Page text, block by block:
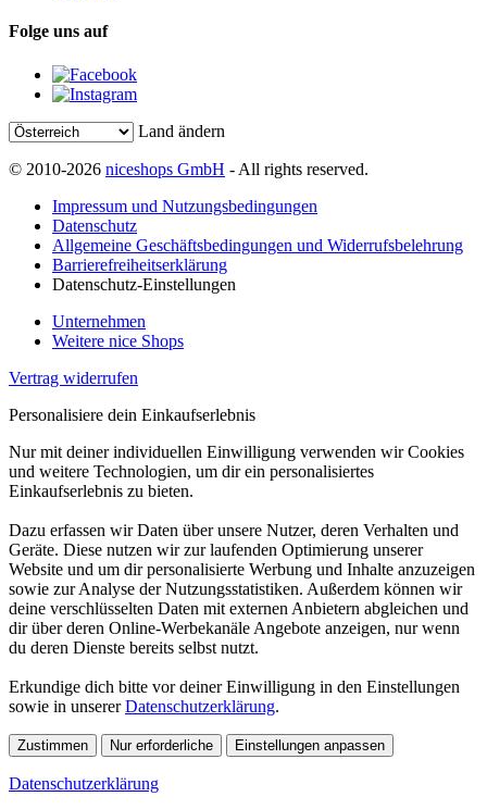
Folge uns auf
Land ändern
© 2010-2026 niceshops GmbH - All rights reserved.
Impressum und Nutzungsbedingungen
Datenschutz
Allgemeine Geschäftsbedingungen und Widerrufsbelehrung
Barrierefreiheitserklärung
Datenschutz-Einstellungen
Unternehmen
Weitere nice Shops
Vertrag widerrufen
Personalisiere dein Einkaufserlebnis
Nur mit deiner individuellen Einwilligung verwenden wir Cookies
und weitere Technologien, um dir ein personalisiertes
Einkaufserlebnis zu bieten.
Dazu erfassen wir Daten über unsere Nutzer, deren Verhalten und
Geräte. Diese nutzen wir zur laufenden Optimierung unserer
Website und um dir personalisierte Werbung und Inhalte anzuzeigen
sowie zur Analyse der Nutzungsstatistiken. Außerdem können wir
deine verschlüsselten Daten mit externen Anbietern abgleichen und
dir über deren Online-Werbekanäle Angebote anzeigen, nur wenn
du deren Dienste bereits selbst nutzt.
Erkundige dich bitte vor deiner Einwilligung in den Einstellungen
sowie in unsererDatenschutzerklärung.
Zustimmen Nur erforderliche Einstellungen anpassen
Datenschutzerklärung